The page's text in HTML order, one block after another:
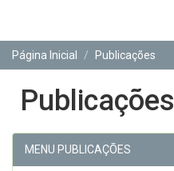
Página Inicial
Publicações
Publicações
MENU PUBLICAÇÕES